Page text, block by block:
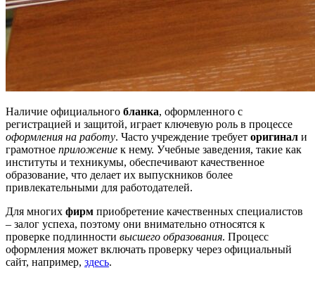
Наличие официального бланка, оформленного с
регистрацией и защитой, играет ключевую роль в процессе
оформления на работу. Часто учреждение требует оригинал и
грамотное приложение к нему. Учебные заведения, такие как
институты и техникумы, обеспечивают качественное
образование, что делает их выпускников более
привлекательными для работодателей.
Для многих фирм приобретение качественных специалистов
– залог успеха, поэтому они внимательно относятся к
проверке подлинности высшего образования. Процесс
оформления может включать проверку через официальный
сайт, например, здесь.